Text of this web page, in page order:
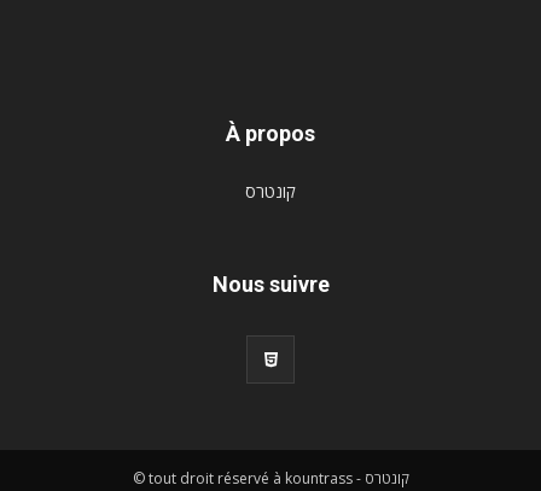
À propos
קונטרס
Nous suivre
© tout droit réservé à kountrass - קונטרס